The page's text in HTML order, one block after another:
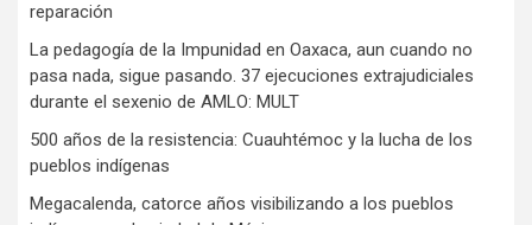
reparación
La pedagogía de la Impunidad en Oaxaca, aun cuando no
pasa nada, sigue pasando. 37 ejecuciones extrajudiciales
durante el sexenio de AMLO: MULT
500 años de la resistencia: Cuauhtémoc y la lucha de los
pueblos indígenas
Megacalenda, catorce años visibilizando a los pueblos